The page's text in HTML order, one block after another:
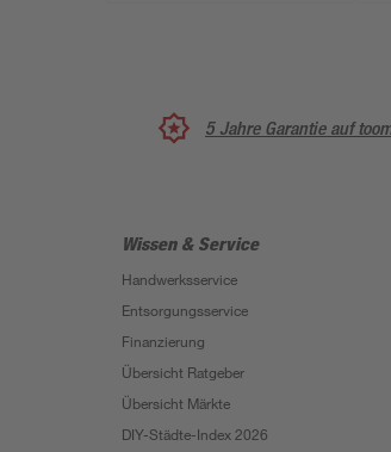
5 Jahre Garantie auf
Wissen & Service
Handwerksservice
Entsorgungsservice
Finanzierung
Übersicht Ratgeber
Übersicht Märkte
DIY-Städte-Index 2026